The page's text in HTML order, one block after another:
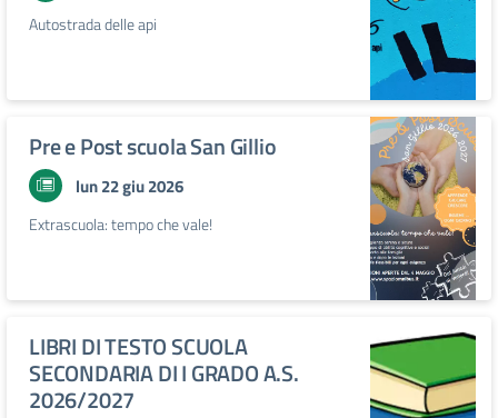
Autostrada delle api
Pre e Post scuola San Gillio
lun 22 giu 2026
Extrascuola: tempo che vale!
LIBRI DI TESTO SCUOLA
SECONDARIA DI I GRADO A.S.
2026/2027